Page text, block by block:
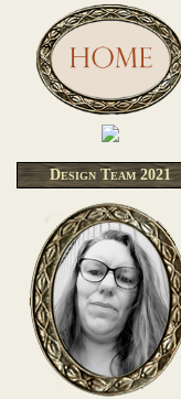
Design Team 2021